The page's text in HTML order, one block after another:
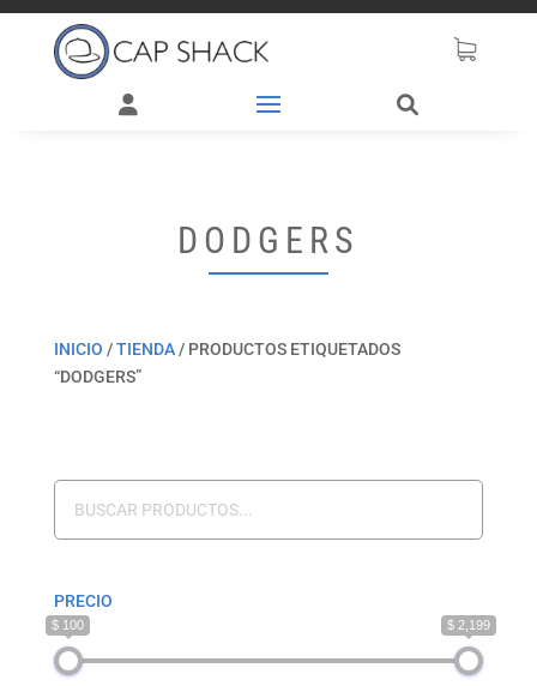
DODGERS
INICIO /TIENDA/ PRODUCTOS ETIQUETADOS
“DODGERS”
PRECIO
$ 100 $ 2,199